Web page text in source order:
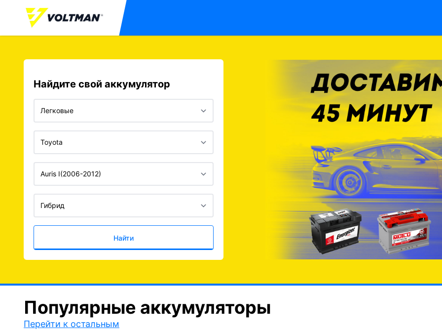
Найдите свой аккумулятор
Найти
Популярные аккумуляторы
Перейти к остальным